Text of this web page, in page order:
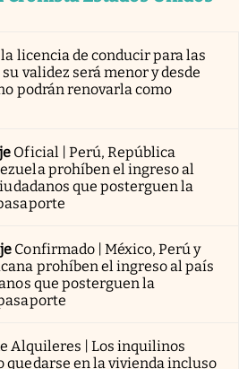
licencia de conducir para las
validez será menor y desde
podrán renovarla como
Oficial | Perú, República
prohíben el ingreso al
que posterguen la
Confirmado | México, Perú y
prohíben el ingreso al país
que posterguen la
Alquileres | Los inquilinos
en la vivienda incluso